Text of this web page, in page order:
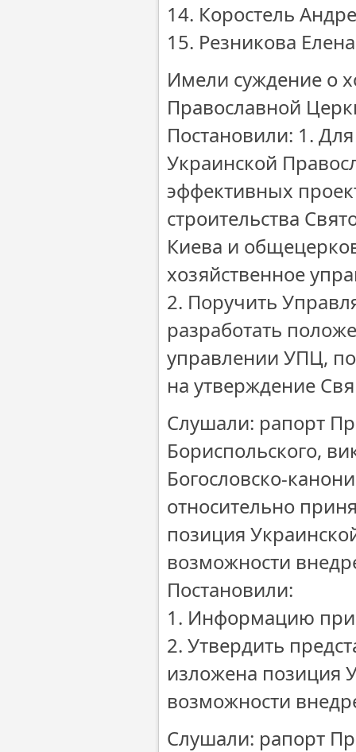
14. Коростель
15. Резникова
Имели суждение о
Православной
Постановили: 1.
Украинской
эффективных
строительства
Киева и
хозяйственное
2. Поручить
разработать
управлении УПЦ,
на утверждение
Слушали: рапорт
Бориспольского,
Богословско-
относительно
позиция
возможности
Постановили:
1. Информацию
2. Утвердить
изложена позиция
возможности
Слушали: рапорт